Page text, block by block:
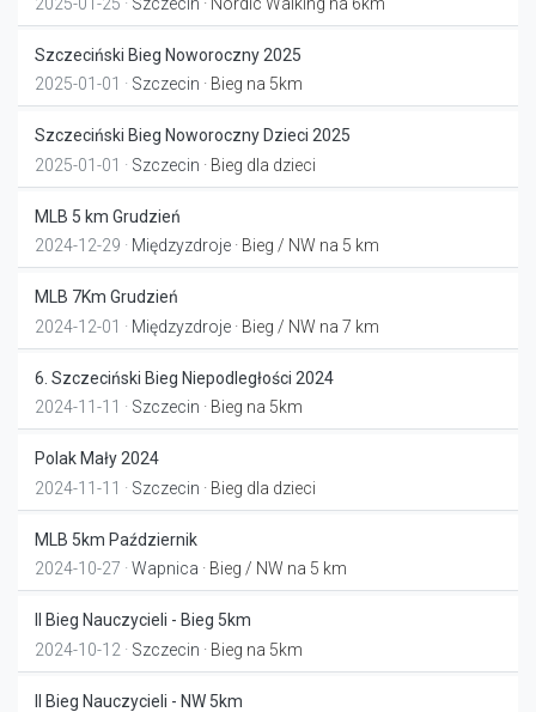
Szczeciński Bieg Noworoczny 2025
2025-01-01 · Szczecin · Bieg na 5km
Szczeciński Bieg Noworoczny Dzieci 2025
2025-01-01 · Szczecin · Bieg dla dzieci
MLB 5 km Grudzień
2024-12-29 · Międzyzdroje · Bieg / NW na 5 km
MLB 7Km Grudzień
2024-12-01 · Międzyzdroje · Bieg / NW na 7 km
6. Szczeciński Bieg Niepodległości 2024
2024-11-11 · Szczecin · Bieg na 5km
Polak Mały 2024
2024-11-11 · Szczecin · Bieg dla dzieci
MLB 5km Październik
2024-10-27 · Wapnica · Bieg / NW na 5 km
II Bieg Nauczycieli - Bieg 5km
2024-10-12 · Szczecin · Bieg na 5km
II Bieg Nauczycieli - NW 5km